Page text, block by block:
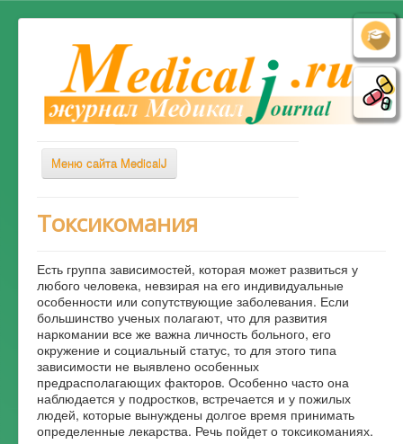
Меню сайта MedicalJ
Весь Медикал
Заболевания
Диагностика
Лечение
Советы врача
Альтернативная медицина
Форум
Токсикомания
Есть группа зависимостей, которая может развиться у
любого человека, невзирая на его индивидуальные
особенности или сопутствующие заболевания. Если
большинство ученых полагают, что для развития
наркомании все же важна личность больного, его
окружение и социальный статус, то для этого типа
зависимости не выявлено особенных
предрасполагающих факторов. Особенно часто она
наблюдается у подростков, встречается и у пожилых
людей, которые вынуждены долгое время принимать
определенные лекарства. Речь пойдет о токсикоманиях.